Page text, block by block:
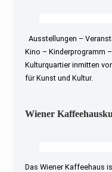
Ausstellungen –
Kino – Kinderprogramm
Kulturquartier inmitten
für Kunst und Kultur.
Wiener
Das Wiener Kaffeehaus